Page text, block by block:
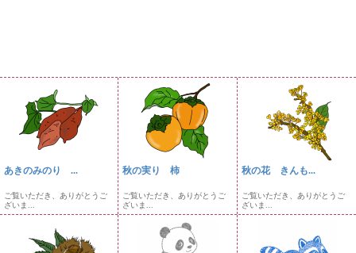
あきのみのり ...
ご覧いただき、ありがとうご
ざいま...
秋の実り 柿
ご覧いただき、ありがとうご
ざいま...
秋の花 きんも...
ご覧いただき、ありがとうご
ざいま...